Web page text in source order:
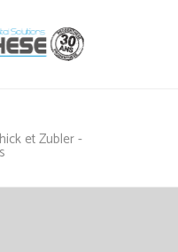
et Zubler -